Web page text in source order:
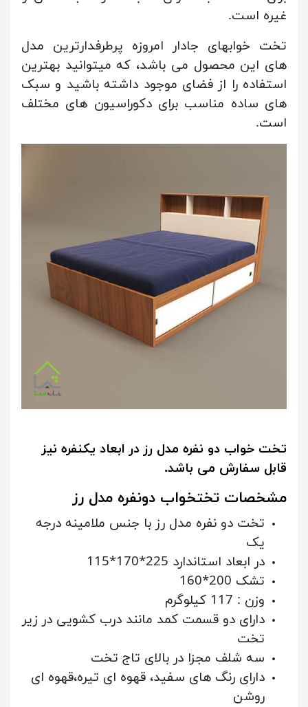
غیره است.
تخت خوابهای جادار امروزه پرطرفدارترین مدل
های این محصول می باشد، که میتوانید بهترین
استفاده را از فضای موجود داشته باشید و سبک
های ساده مناسب برای دکوراسیون های مختلف
است.
تخت خواب دو نفره مدل رز در ابعاد یکنفره نیز
قابل سفارش می باشد.
مشخصات تختخواب دونفره مدل رز
تخت دو نفره مدل رز با جنس ملامینه درجه
یک
در ابعاد استاندارد 225*170*115
تشک 200*160
وزن : 117 کیلوگرم
دارای دو قسمت کمد مانند درب کشویی در زیر
تخت
سه شلف مجزا در بالای تاج تخت
دارای رنگ های سفید، قهوه ای تیره،قهوه ای
روشن